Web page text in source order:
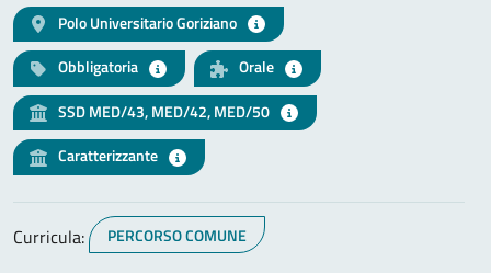
Polo Universitario Goriziano
Obbligatoria
Orale
SSD MED/43, MED/42, MED/50
Caratterizzante
Curricula: PERCORSO COMUNE